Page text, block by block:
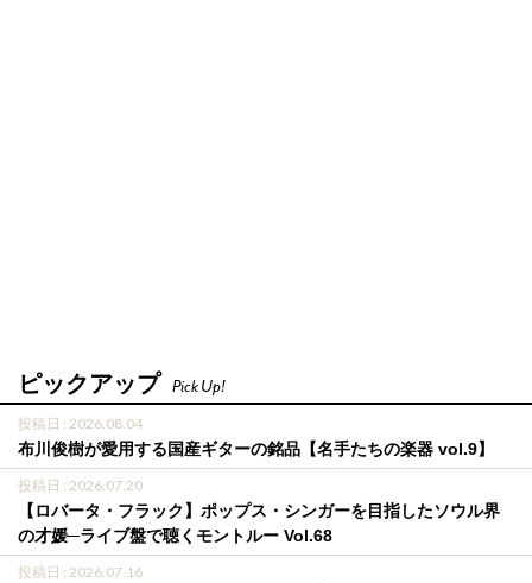
ピックアップ Pick Up!
投稿日 : 2026.08.04
布川俊樹が愛用する国産ギターの銘品【名手たちの楽器 vol.9】
投稿日 : 2026.07.20
【ロバータ・フラック】ポップス・シンガーを目指したソウル界
の才媛─ライブ盤で聴くモントルー Vol.68
投稿日 : 2026.07.16